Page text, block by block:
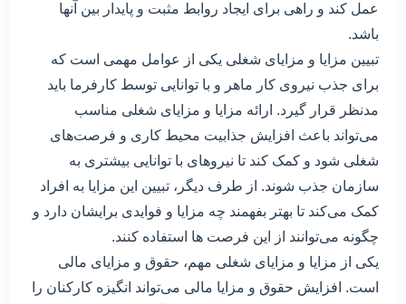
عمل کند و راهی برای ایجاد روابط مثبت و پایدار بین آنها
باشد.
تبیین مزایا و مزایای شغلی یکی از عوامل مهمی است که
برای جذب نیروی کار ماهر و با توانایی توسط کارفرما باید
مدنظر قرار گیرد. ارائه مزایا و مزایای شغلی مناسب
می‌تواند باعث افزایش جذابیت محیط کاری و فرصت‌های
شغلی شود و کمک کند تا نیروهای با توانایی بیشتری به
سازمان جذب شوند. از طرف دیگر، تبیین این مزایا به افراد
کمک می‌کند تا بهتر بفهمند چه مزایا و فوایدی برایشان دارد و
چگونه می‌توانند از این فرصت ها استفاده کنند.
یکی از مزایا و مزایای شغلی مهم، حقوق و مزایای مالی
است. افزایش حقوق و مزایا مالی می‌تواند انگیزه کارکنان را